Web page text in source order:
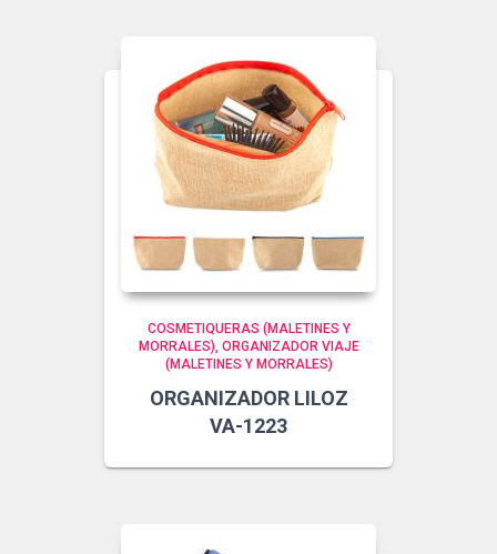
COSMETIQUERAS (MALETINES Y
MORRALES) ORGANIZADOR VIAJE
(MALETINES Y MORRALES)
ORGANIZADOR LILOZ
VA-1223